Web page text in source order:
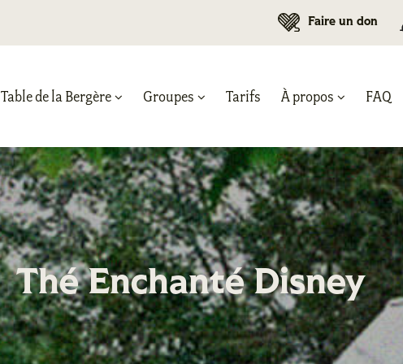
Faire un don
Table de la Bergère Groupes Tarifs À propos FAQ
Thé Enchanté Disney